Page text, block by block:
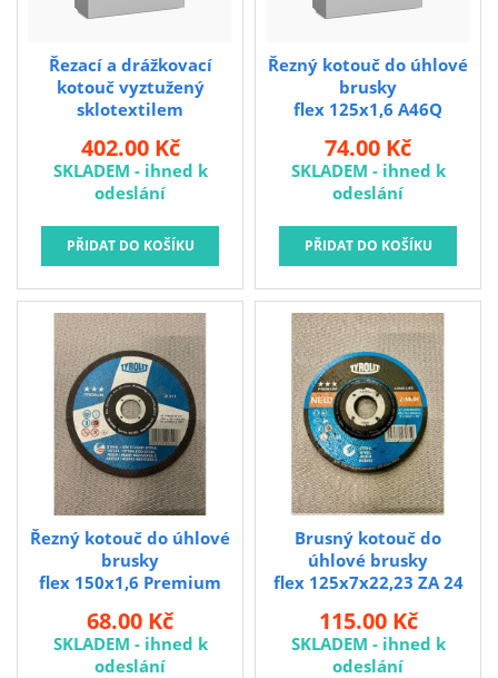
36Q
Řezací a drážkovací
kotouč vyztužený
sklotextilem
402.00 Kč
SKLADEM - ihned k
odeslání
flex 125x1,6 A46Q
Řezný kotouč do úhlové
brusky
74.00 Kč
SKLADEM - ihned k
odeslání
flex 150x1,6 Premium
Řezný kotouč do úhlové
brusky
68.00 Kč
SKLADEM - ihned k
odeslání
flex 125x7x22,23 ZA 24
Brusný kotouč do
úhlové brusky
115.00 Kč
SKLADEM - ihned k
odeslání